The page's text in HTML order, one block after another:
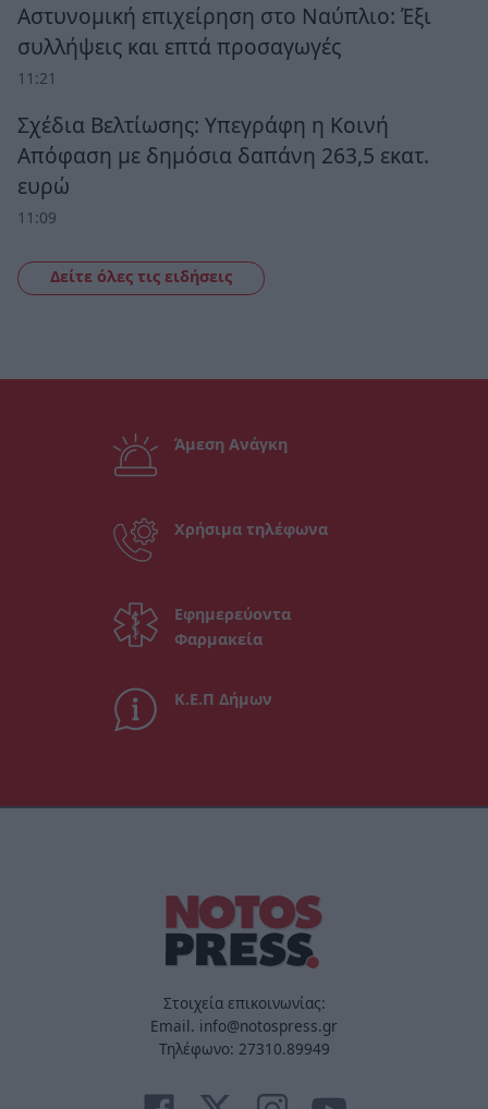
Αστυνομική επιχείρηση στο Ναύπλιο: Έξι
συλλήψεις και επτά προσαγωγές
11:21
Σχέδια Βελτίωσης: Υπεγράφη η Κοινή
Απόφαση με δημόσια δαπάνη 263,5 εκατ.
ευρώ
11:09
Δείτε όλες τις ειδήσεις
Άμεση Ανάγκη
Χρήσιμα τηλέφωνα
Εφημερεύοντα
Φαρμακεία
Κ.Ε.Π Δήμων
Στοιχεία επικοινωνίας:
Email. info@notospress.gr
Τηλέφωνο: 27310.89949